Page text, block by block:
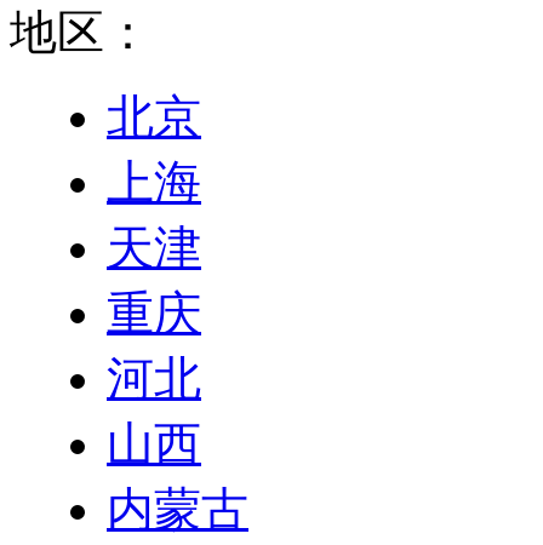
地区：
北京
上海
天津
重庆
河北
山西
内蒙古